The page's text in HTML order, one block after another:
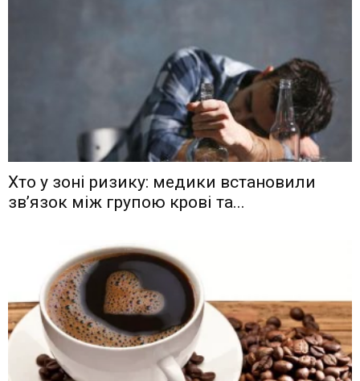
Хто у зоні ризику: медики встановили
зв’язок між групою крові та...